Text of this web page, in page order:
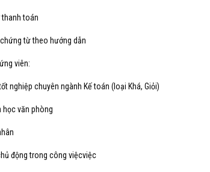
thanh toán
chứng từ theo hướng dẫn
viên:
nghiệp chuyên ngành Kế toán (loại Khá, Giỏi)
học văn phòng
động trong công việcviệc